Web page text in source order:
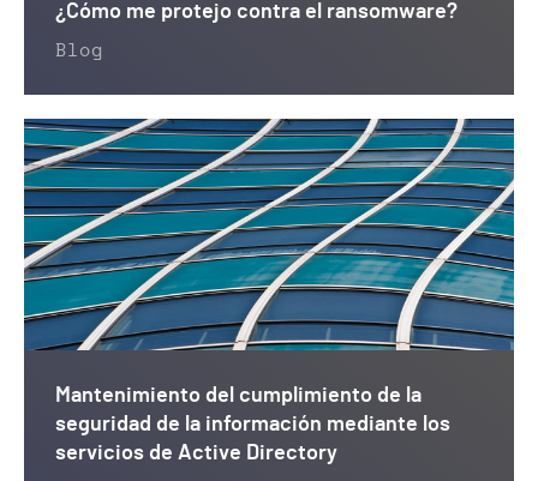
¿Cómo me protejo contra el ransomware?
Blog
Mantenimiento del cumplimiento de la
seguridad de la información mediante los
servicios de Active Directory